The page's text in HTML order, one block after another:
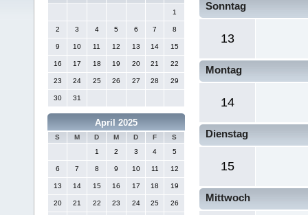
1
2 3 4 5 6 7 8
9 10 11 12 13 14 15
16 17 18 19 20 21 22
23 24 25 26 27 28 29
30 31
April 2025
S M D M D F
S
1
2 3 4 5
6 7 8 9 10 11 12
13 14 15 16 17 18 19
20 21 22 23 24 25 26
Sonntag
13
Montag
14
Dienstag
15
Mittwoch